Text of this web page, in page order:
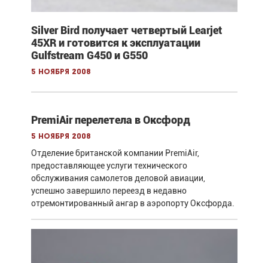
Silver Bird получает четвертый Learjet
45XR и готовится к эксплуатации
Gulfstream G450 и G550
5 ноября 2008
PremiAir перелетела в Оксфорд
5 ноября 2008
Отделение британской компании PremiAir,
предоставляющее услуги технического
обслуживания самолетов деловой авиации,
успешно завершило переезд в недавно
отремонтированный ангар в аэропорту Оксфорда.